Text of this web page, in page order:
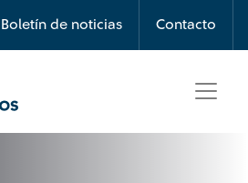
Boletín de noticias Contacto